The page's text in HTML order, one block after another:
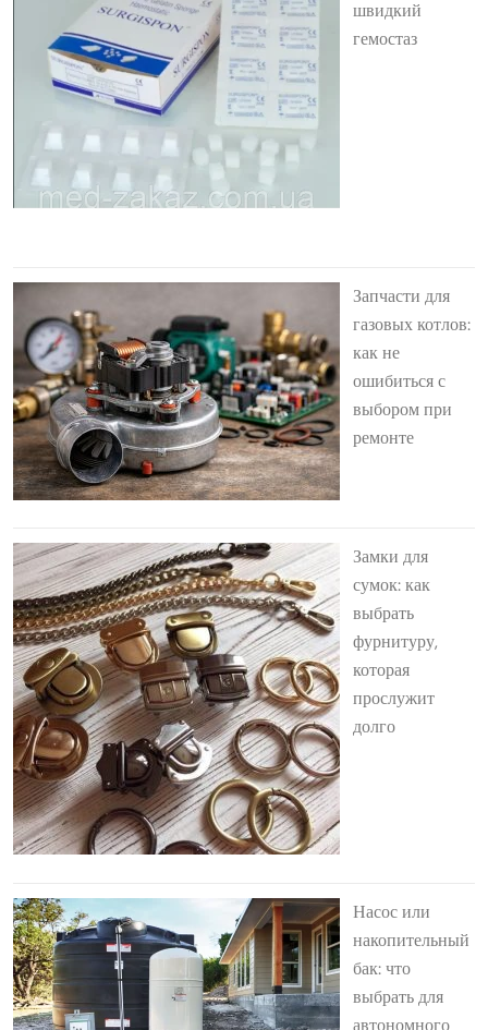
швидкий
гемостаз
Запчасти для
газовых котлов:
как не
ошибиться с
выбором при
ремонте
Замки для
сумок: как
выбрать
фурнитуру,
которая
прослужит
долго
Насос или
накопительный
бак: что
выбрать для
автономного